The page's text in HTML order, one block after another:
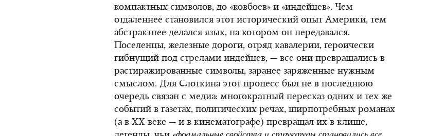
компактных символов, до «ковбоев» и «индейцев». Чем
отдаленнее становился этот исторический опыт Америки, тем
абстрактнее делался язык, на котором он передавался.
Поселенцы, железные дороги, отряд кавалерии, героически
гибнущий под стрелами индейцев, — все они превращались в
растиражированные символы, заранее заряженные нужным
смыслом. Для Слоткина этот процесс был не в последнюю
очередь связан с медиа: многократный пересказ одних и тех же
событий в газетах, политических речах, ширпотребных романах
(а в XX веке — и в кинематографе) превращал их в клише,